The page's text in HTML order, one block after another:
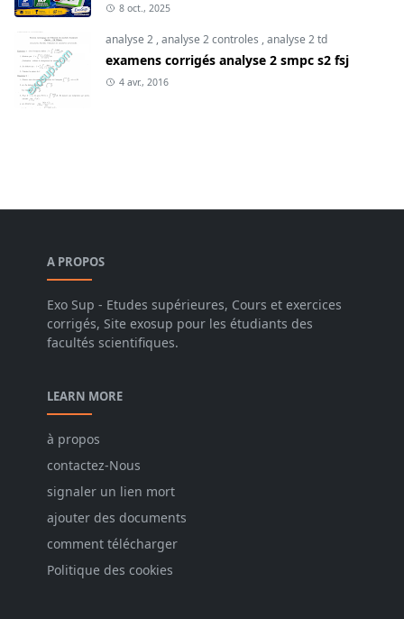
8 oct., 2025
analyse 2 ,analyse 2 controles ,analyse 2 td
examens corrigés analyse 2 smpc s2 fsj
4 avr., 2016
A PROPOS
Exo Sup - Etudes supérieures, Cours et exercices
corrigés, Site exosup pour les étudiants des
facultés scientifiques.
LEARN MORE
à propos
contactez-Nous
signaler un lien mort
ajouter des documents
comment télécharger
Politique des cookies